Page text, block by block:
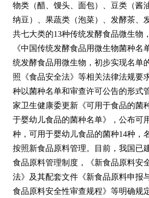
物类（醋、馒头、面包）、豆类（酱
纳豆）、果蔬类（泡菜）、发酵茶、
共七大类的13种传统发酵食品微生物
《中国传统发酵食品用微生物菌种名
统发酵食品用微生物，初步实现名单
照《食品安全法》等相关法律法规要
种以菌种名单和审查许可公告的形式
家卫生健康委更新《可用于食品的菌
于婴幼儿食品的菌种名单》，公布可
种，可用于婴幼儿食品的菌种14种，
按照新食品原料管理。目前，我国已
食品原料管理制度，《新食品原料安
法》及其配套文件《新食品原料申报
食品原料安全性审查规程》等明确规